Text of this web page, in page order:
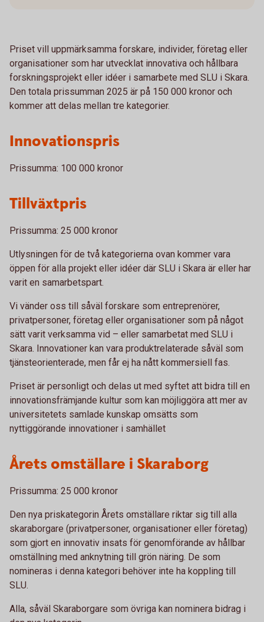
Priset vill uppmärksamma forskare, individer, företag eller
organisationer som har utvecklat innovativa och hållbara
forskningsprojekt eller idéer i samarbete med SLU i Skara.
Den totala prissumman 2025 är på 150 000 kronor och
kommer att delas mellan tre kategorier.
Innovationspris
Prissumma: 100 000 kronor
Tillväxtpris
Prissumma: 25 000 kronor
Utlysningen för de två kategorierna ovan kommer vara
öppen för alla projekt eller idéer där SLU i Skara är eller har
varit en samarbetspart.
Vi vänder oss till såväl forskare som entreprenörer,
privatpersoner, företag eller organisationer som på något
sätt varit verksamma vid – eller samarbetat med SLU i
Skara. Innovationer kan vara produktrelaterade såväl som
tjänsteorienterade, men får ej ha nått kommersiell fas.
Priset är personligt och delas ut med syftet att bidra till en
innovationsfrämjande kultur som kan möjliggöra att mer av
universitetets samlade kunskap omsätts som
nyttiggörande innovationer i samhället
Årets omställare i Skaraborg
Prissumma: 25 000 kronor
Den nya priskategorin Årets omställare riktar sig till alla
skaraborgare (privatpersoner, organisationer eller företag)
som gjort en innovativ insats för genomförande av hållbar
omställning med anknytning till grön näring. De som
nomineras i denna kategori behöver inte ha koppling till
SLU.
Alla, såväl Skaraborgare som övriga kan nominera bidrag i